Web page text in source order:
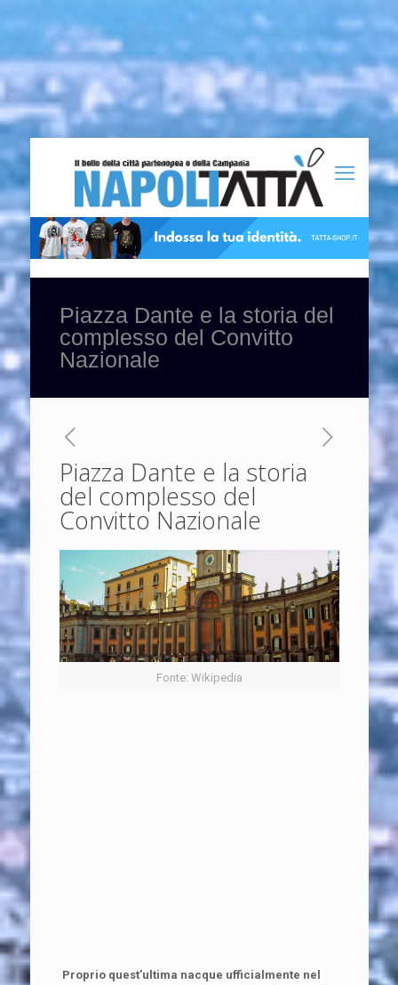
Piazza Dante e la storia del
complesso del Convitto
Nazionale
Piazza Dante e la storia
del complesso del
Convitto Nazionale
Fonte: Wikipedia
Proprio quest’ultima nacque ufficialmente nel